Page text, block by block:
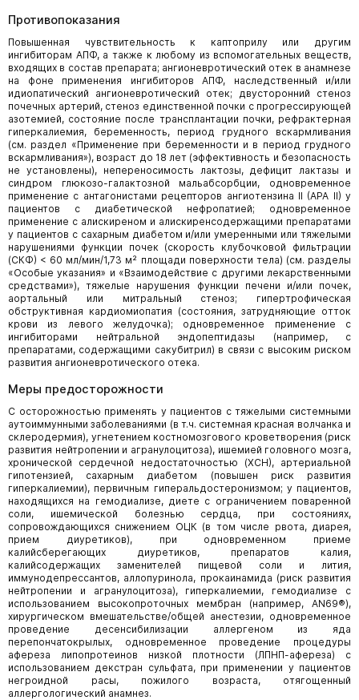
Противопоказания
Повышенная чувствительность к каптоприлу или другим
ингибиторам АПФ, а также к любому из вспомогательных веществ,
входящих в состав препарата; ангионевротический отек в анамнезе
на фоне применения ингибиторов АПФ, наследствен­ный и/или
идиопатический ангионевротический отек; двусторонний стеноз
почечных артерий, стеноз единственной почки с прогрессирующей
азотемией, состояние после трансплантации почки, рефрактерная
гиперкалиемия, беременность, период грудного вскармливания
(см. раздел «Применение при беременности и в период грудного
вскармливания»), возраст до 18 лет (эффективность и безопасность
не установлены), непереносимость лактозы, дефицит лактазы и
синдром глюкозо-галактозной мальабсорбции, одновременное
применение с антагонистами рецепторов ангиотензина II (АРА II) у
пациентов с диабетической нефропатией; одновременное
применение с алискиреном и алискиренсодержащими препара­тами
у пациентов с сахарным диабетом и/или умеренными или тяжелыми
нарушениями функции почек (скорость клубочко­вой фильтрации
(СКФ) < 60 мл/мин/1,73 м² площади поверхности тела) (см. разделы
«Особые указания» и «Взаимо­действие с другими лекарственными
средствами»), тяжелые нарушения функции печени и/или почек,
аортальный или митральный стеноз; гипертрофическая
обструктивная кардиомиопатия (состояния, затрудняющие отток
крови из левого желудочка); одновременное применение с
ингибиторами нейтральной эндопептидазы (например, с
препаратами, содержа­щими сакубитрил) в связи с высоким риском
развития ангионевротического отека.
Меры предосторожности
С осторожностью применять у пациентов с тяжелыми системными
аутоиммунными заболеваниями (в т.ч. системная красная волчанка и
склеродермия), угнетением костномозгового кроветворения (риск
развития нейтропении и агранулоци­тоза), ишемией головного мозга,
хронической сердечной недостаточностью (ХСН), артериальной
гипотензией, сахарным диабетом (повышен риск развития
гиперкалиемии), первичным гиперальдостеронизмом; у пациентов,
находящихся на гемодиализе, диете с ограничением поваренной
соли, ишемической болезнью сердца, при состояниях,
сопровождающихся снижением ОЦК (в том числе рвота, диарея,
прием диуретиков), при одновременном приеме
калийсберегающих диурети­ков, препаратов калия,
калийсодержащих заменителей пищевой соли и лития,
иммунодепрессантов, аллопуринола, прокаинамида (риск развития
нейтропении и агранулоцитоза), гиперкалиемии, гемодиализе с
использованием высокопро­точных мембран (например, AN69®),
хирургическом вмешательстве/общей анестезии, одновременное
проведение десенси­билизации аллергеном из яда
перепончатокрылых, одновременное проведение процедуры
афереза липопротеинов низкой плотности (ЛПНП-афереза) с
использованием декстран сульфата, при применении у пациентов
негроидной расы, пожилого возраста, отягощенный
аллергологический анамнез.